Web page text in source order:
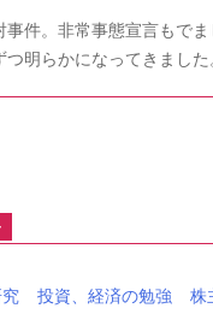
事件。非常事態宣言もで
明らかになってきました
投資、経済の勉強
株